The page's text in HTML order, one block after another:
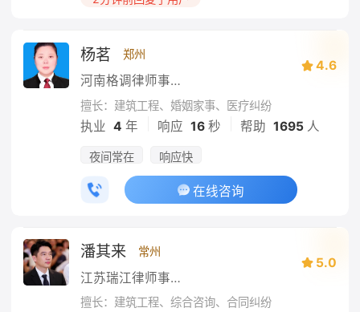
杨茗 郑州
河南格调律师事务所
4.6
擅长：建筑工程、婚姻家事、医疗纠纷
执业 4 年 响应 16秒 帮助 1695人
夜间常在 响应快
在线咨询
潘其来 常州
江苏瑞江律师事务所
5.0
擅长：建筑工程、综合咨询、合同纠纷